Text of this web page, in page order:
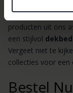
Combineer deze
producten uit ons
een stijlvol
Vergeet niet te
collecties voor een
Bestel